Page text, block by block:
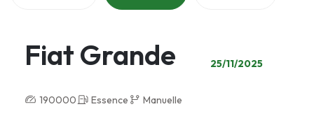
Fiat Grande 25/11/2025
190000 Essence Manuelle